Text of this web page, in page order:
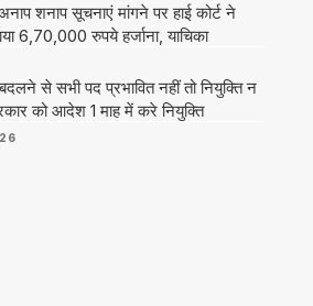
शनाप सूचनाएं मांगने पर हाई कोर्ट ने
6,70,000 रुपये हर्जाना, याचिका
से सभी पद प्रभावित नहीं तो नियुक्ति न
को आदेश 1 माह में करे नियुक्ति